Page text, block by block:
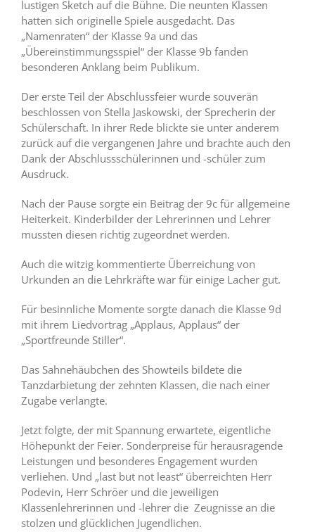
lustigen Sketch auf die Bühne. Die neunten Klassen
hatten sich originelle Spiele ausgedacht. Das
„Namenraten“ der Klasse 9a und das
„Übereinstimmungsspiel“ der Klasse 9b fanden
besonderen Anklang beim Publikum.
Der erste Teil der Abschlussfeier wurde souverän
beschlossen von Stella Jaskowski, der Sprecherin der
Schülerschaft. In ihrer Rede blickte sie unter anderem
zurück auf die vergangenen Jahre und brachte auch den
Dank der Abschlussschülerinnen und -schüler zum
Ausdruck.
Nach der Pause sorgte ein Beitrag der 9c für allgemeine
Heiterkeit. Kinderbilder der Lehrerinnen und Lehrer
mussten diesen richtig zugeordnet werden.
Auch die witzig kommentierte Überreichung von
Urkunden an die Lehrkräfte war für einige Lacher gut.
Für besinnliche Momente sorgte danach die Klasse 9d
mit ihrem Liedvortrag „Applaus, Applaus“ der
„Sportfreunde Stiller“.
Das Sahnehäubchen des Showteils bildete die
Tanzdarbietung der zehnten Klassen, die nach einer
Zugabe verlangte.
Jetzt folgte, der mit Spannung erwartete, eigentliche
Höhepunkt der Feier. Sonderpreise für herausragende
Leistungen und besonderes Engagement wurden
verliehen. Und „last but not least“ überreichten Herr
Podevin, Herr Schröer und die jeweiligen
Klassenlehrerinnen und -lehrer die Zeugnisse an die
stolzen und glücklichen Jugendlichen.